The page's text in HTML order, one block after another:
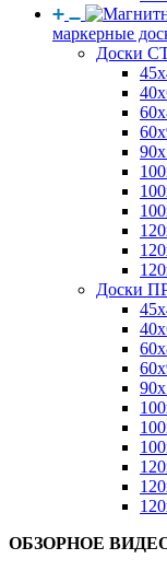
маркерные
Доски
Доски
ОБЗОРНОЕ